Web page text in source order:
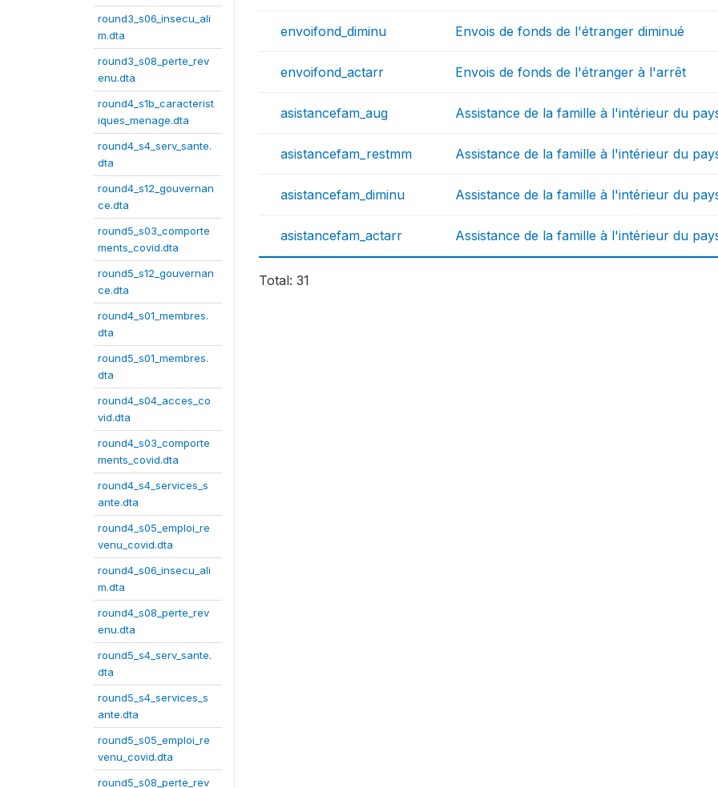
round3_s06_insecu_ali
m.dta
round3_s08_perte_rev
enu.dta
round4_s1b_caracterist
iques_menage.dta
round4_s4_serv_sante.
dta
round4_s12_gouvernan
ce.dta
round5_s03_comporte
ments_covid.dta
round5_s12_gouvernan
ce.dta
round4_s01_membres.
dta
round5_s01_membres.
dta
round4_s04_acces_co
vid.dta
round4_s03_comporte
ments_covid.dta
round4_s4_services_s
ante.dta
round4_s05_emploi_re
venu_covid.dta
round4_s06_insecu_ali
m.dta
round4_s08_perte_rev
enu.dta
round5_s4_serv_sante.
dta
round5_s4_services_s
ante.dta
round5_s05_emploi_re
venu_covid.dta
round5_s08_perte_rev
envoifond_diminu Envois de fonds de l'étranger diminué
envoifond_actarr Envois de fonds de l'étranger à l'arrêt
asistancefam_aug Assistance de la famille à l'intérieur du
asistancefam_restmm Assistance de la famille à l'intérieur du
asistancefam_diminu Assistance de la famille à l'intérieur du
asistancefam_actarr Assistance de la famille à l'intérieur du
Total: 31